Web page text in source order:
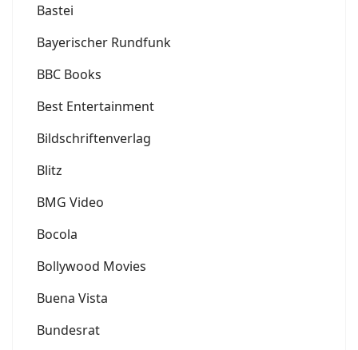
Bastei
Bayerischer Rundfunk
BBC Books
Best Entertainment
Bildschriftenverlag
Blitz
BMG Video
Bocola
Bollywood Movies
Buena Vista
Bundesrat